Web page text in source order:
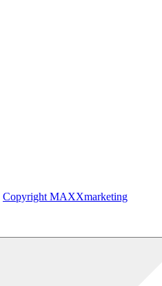
Copyright MAXXmarketing